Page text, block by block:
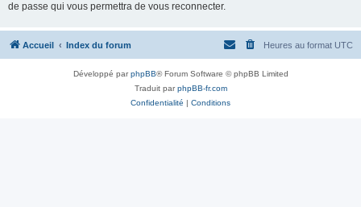
de passe qui vous permettra de vous reconnecter.
Accueil Index du forum Heures au format UTC
Développé parphpBB® Forum Software © phpBB Limited
Traduit parphpBB-fr.com
Confidentialité | Conditions